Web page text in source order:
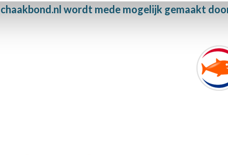
wordt mede mogelijk gemaakt